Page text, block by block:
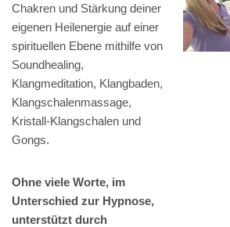
Chakren und Stärkung deiner
eigenen Heilenergie auf einer
spirituellen Ebene mithilfe von
Soundhealing,
Klangmeditation, Klangbaden,
Klangschalenmassage,
Kristall-Klangschalen und
Gongs.
Ohne viele Worte, im
Unterschied zur Hypnose,
unterstützt durch